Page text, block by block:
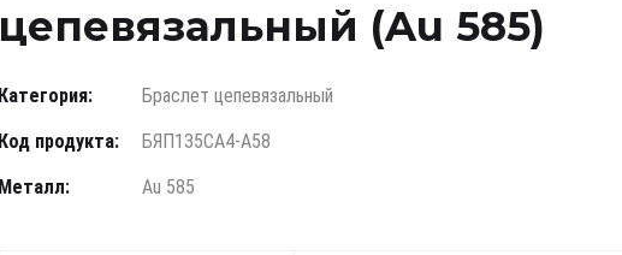
цепевязальный (Au 585)
Категория:
Браслет цепевязальный
Код продукта:
БЯП135СА4-А58
Металл:
Au 585